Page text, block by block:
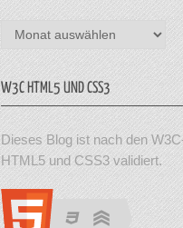
Archiv
W3C HTML5 UND CSS3
Dieses Blog ist nach den
HTML5 und CSS3 validiert.